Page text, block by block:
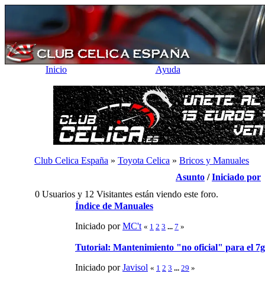
Inicio Ayuda
Club Celica España » Toyota Celica » Bricos y Manuales
Asunto /Iniciado por
0 Usuarios y 12 Visitantes están viendo este foro.
Índice de Manuales
Iniciado porMC't « 1 2 3 ... 7 »
Tutorial: Mantenimiento "no oficial" para el
Iniciado porJavisol « 1 2 3 ... 29 »